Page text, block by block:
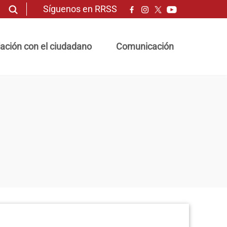
Síguenos en RRSS
con el ciudadano Comunicación